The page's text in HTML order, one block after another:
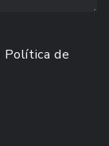
Política de